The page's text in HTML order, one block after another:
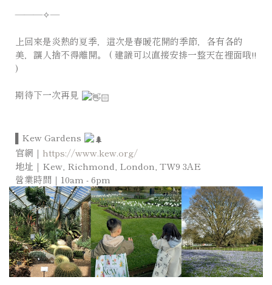
———✧—⠀⠀⠀
上回來是炎熱的夏季，這次是春暖花開的季節，各有各的
美，讓人捨不得離開。 ( 建議可以直接安排一整天在裡面哦!!
)
期待下一次再見
▌Kew Gardens
官網｜ https://www.kew.org/
地址｜Kew, Richmond, London, TW9 3AE
營業時間｜10am - 6pm